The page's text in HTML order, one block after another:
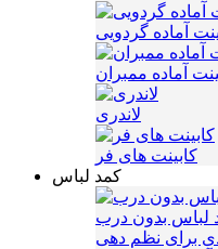
آماده گردویی
آماده ممبران
لاندری
کابینت های فر
کمد لباس
لباس بدون درب
برای نظم‌ دهی